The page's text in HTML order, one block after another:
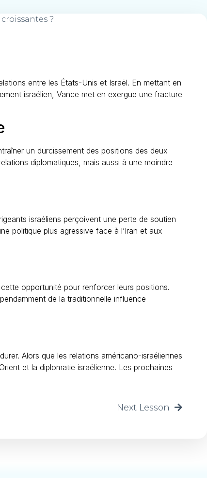
?
entre les États-Unis et Israël. En mettant en
israélien, Vance met en exergue une fracture
un durcissement des positions des deux
diplomatiques, mais aussi à une moindre
israéliens perçoivent une perte de soutien
politique plus agressive face à l’Iran et aux
opportunité pour renforcer leurs positions.
de la traditionnelle influence
Alors que les relations américano-israéliennes
et la diplomatie israélienne. Les prochaines
Next Lesson